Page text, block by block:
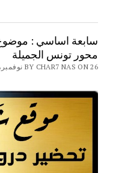
سابعة اساسي :
محور تونس الجميلة
BY CHAR7 NAS ON 26 نوفمبر، 2022